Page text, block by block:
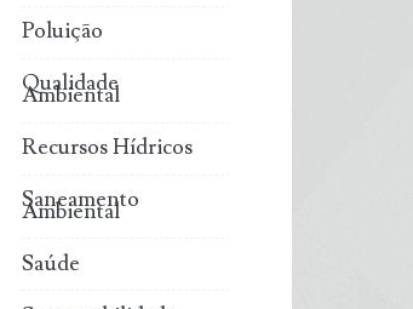
Poluição
Qualidade
Ambiental
Recursos Hídricos
Saneamento
Ambiental
Saúde